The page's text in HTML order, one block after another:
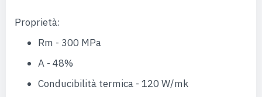
Proprietà:
Rm - 300 MPa
A - 48%
Conducibilità termica - 120 W/mk